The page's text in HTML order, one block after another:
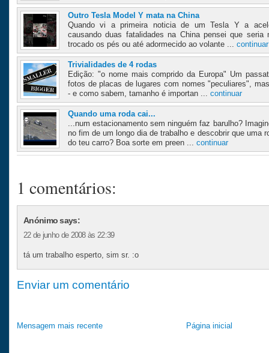
Outro Tesla Model Y mata na China
Quando vi a primeira noticia de um Tesla Y a
causando duas fatalidades na China pensei que
trocado os pés ou até adormecido ao volante ... continuar
Trivialidades de 4 rodas
Edição: "o nome mais comprido da Europa" Um
fotos de placas de lugares com nomes "peculiares",
- e como sabem, tamanho é importan ... continuar
Quando uma roda cai...
...num estacionamento sem ninguém faz barulho?
no fim de um longo dia de trabalho e descobrir que uma
do teu carro? Boa sorte em preen ... continuar
1 comentários:
Anónimo says:
22 de junho de 2008 às 22:39
tá um trabalho esperto, sim sr. :o
Enviar um comentário
Mensagem mais recente Página inicial